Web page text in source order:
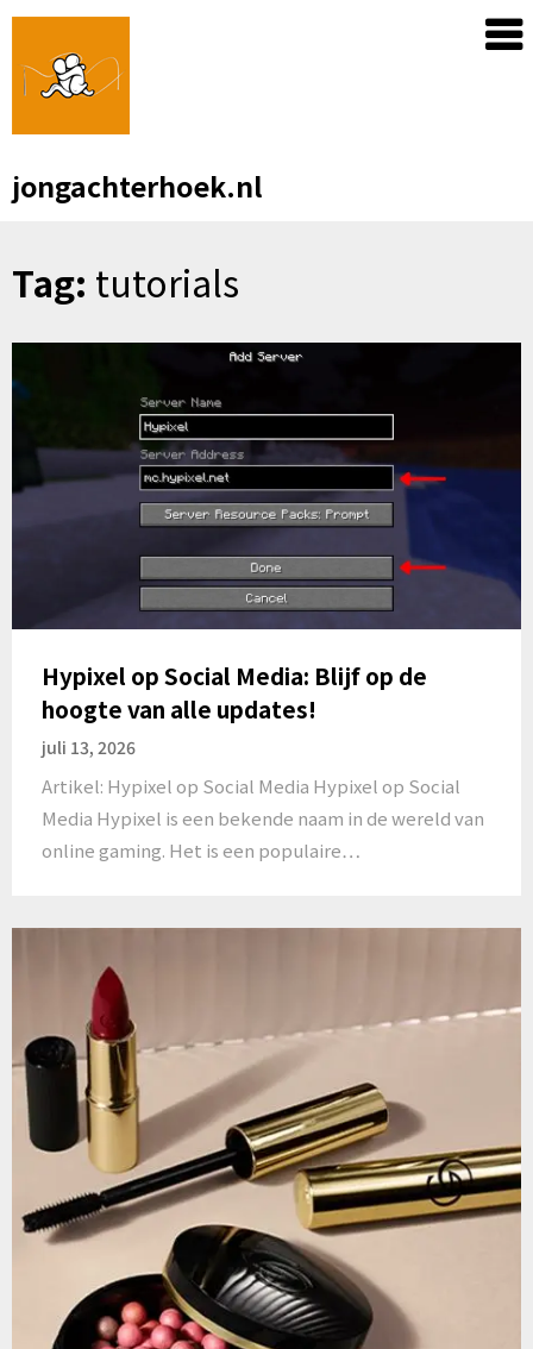
Skip
content
jongachterhoek.nl
Tag: tutorials
Hypixel op Social Media: Blijf op de
hoogte van alle updates!
juli 13, 2026
Artikel: Hypixel op Social Media Hypixel op Social
Media Hypixel is een bekende naam in de wereld van
online gaming. Het is een populaire…